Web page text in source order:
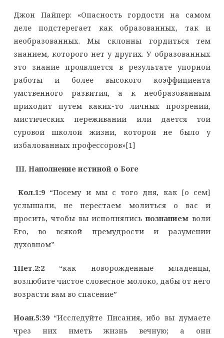
Джон Пайпер: «Опасность гордости на самом
деле подстерегает как образованных, так и
необразованных. Мы склонны гордиться тем
знанием, которого нет у других. У образованных
это знание проявляется в результате упорной
работы и более высокого коэффициента
умственного развития, а к необразованным
приходит путем каких-то личных прозрений,
мистических переживаний или дается той
суровой школой жизни, которой не было у
избалованных профессоров»[1]
III. Наполнение истиной о Боге
Кол.1:9 “Посему и мы с того дня, как [о сем]
услышали, не перестаем молиться о вас и
просить, чтобы вы исполнялисьпознанием воли
Его, во всякой премудрости и разумении
духовном”
1Пет.2:2“как новорожденные младенцы,
возлюбите чистое словесное молоко, дабы от него
возрасти вам во спасение”
Иоан.5:39“Исследуйте Писания, ибо вы думаете
чрез них иметь жизнь вечную; а они